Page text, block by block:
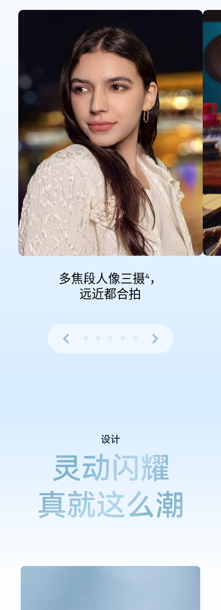
多焦段人像三摄4 ，
远近都合⁠拍